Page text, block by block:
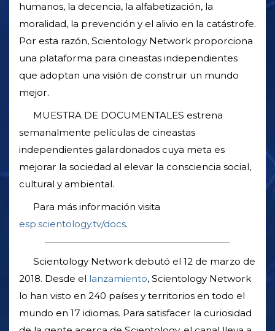
humanos, la decencia, la alfabetización, la
moralidad, la prevención y el alivio en la catástrofe.
Por esta razón, Scientology Network proporciona
una plataforma para cineastas independientes
que adoptan una visión de construir un mundo
mejor.
MUESTRA DE DOCUMENTALES estrena
semanalmente películas de cineastas
independientes galardonados cuya meta es
mejorar la sociedad al elevar la consciencia social,
cultural y ambiental.
Para más información visita
esp.scientology.tv/docs.
Scientology Network debutó el 12 de marzo de
2018. Desde el lanzamiento, Scientology Network
lo han visto en 240 países y territorios en todo el
mundo en 17 idiomas. Para satisfacer la curiosidad